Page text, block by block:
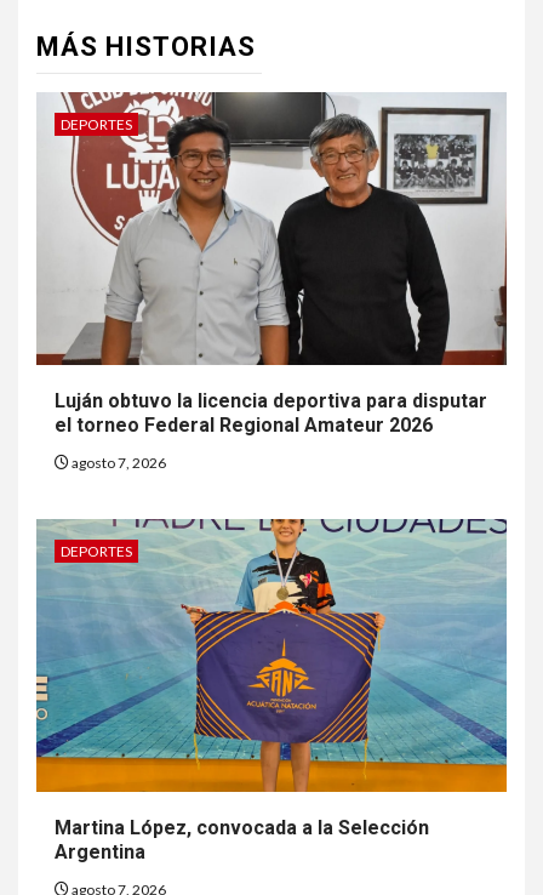
MÁS HISTORIAS
DEPORTES
Luján obtuvo la licencia deportiva para disputar
el torneo Federal Regional Amateur 2026
agosto 7, 2026
DEPORTES
Martina López, convocada a la Selección
Argentina
agosto 7, 2026